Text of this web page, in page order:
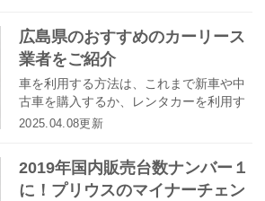
注目されるカーリース。ですが、そんな
カーリースの利用で生じるデメリットを
しっかり理解できておらず、トラブルに
なった…という方も多いのではないでし
ょうか。今回はカーリースのデメリット
について紹介していきます。
広島県のおすすめのカーリース
業者をご紹介
車を利用する方法は、これまで新車や中
古車を購入するか、レンタカーを利用す
るくらいしかありませんでした。しかし
ービスが人気を集めており、それを扱う
業者も増えています。ここでは、広島県
で利用できるおすすめの個人向けカーリ
2025.04.08更新
2019年国内販売台数ナンバー１
に！プリウスのマイナーチェン